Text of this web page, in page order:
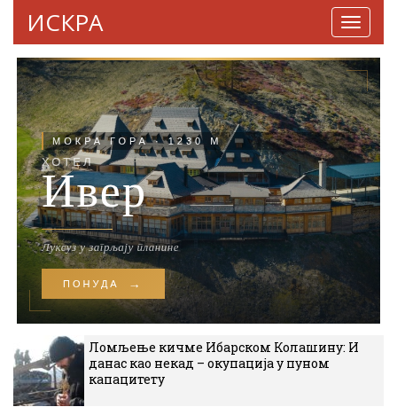
ИСКРА
Ломљење кичме Ибарском Колашину: И
данас као некад – окупација у пуном
капацитету